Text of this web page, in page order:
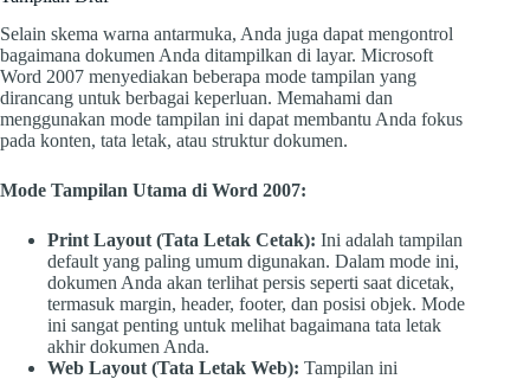
Selain skema warna antarmuka, Anda juga dapat mengontrol
bagaimana dokumen Anda ditampilkan di layar. Microsoft
Word 2007 menyediakan beberapa mode tampilan yang
dirancang untuk berbagai keperluan. Memahami dan
menggunakan mode tampilan ini dapat membantu Anda fokus
pada konten, tata letak, atau struktur dokumen.
Mode Tampilan Utama di Word 2007:
Print Layout (Tata Letak Cetak): Ini adalah tampilan
default yang paling umum digunakan. Dalam mode ini,
dokumen Anda akan terlihat persis seperti saat dicetak,
termasuk margin, header, footer, dan posisi objek. Mode
ini sangat penting untuk melihat bagaimana tata letak
akhir dokumen Anda.
Web Layout (Tata Letak Web): Tampilan ini